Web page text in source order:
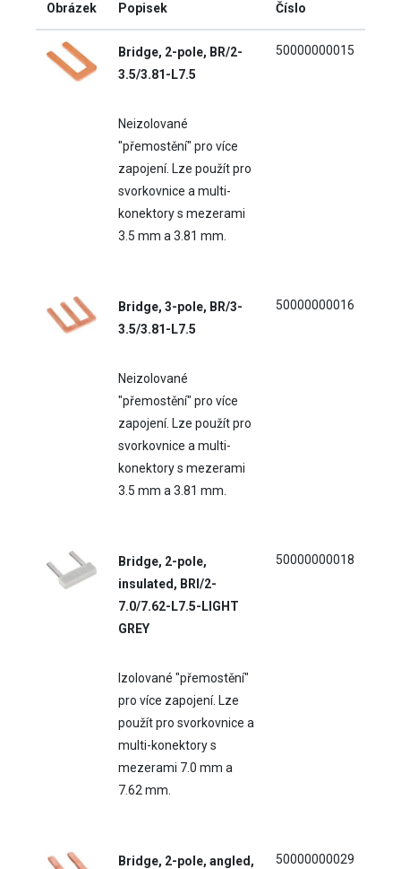
Obrázek Popisek Číslo
Bridge, 2-pole, BR/2-
3.5/3.81-L7.5
Neizolované
"přemostění" pro více
zapojení. Lze použít pro
svorkovnice a multi-
konektory s mezerami
3.5 mm a 3.81 mm.
50000000015
Bridge, 3-pole, BR/3-
3.5/3.81-L7.5
Neizolované
"přemostění" pro více
zapojení. Lze použít pro
svorkovnice a multi-
konektory s mezerami
3.5 mm a 3.81 mm.
50000000016
Bridge, 2-pole,
insulated, BRI/2-
7.0/7.62-L7.5-LIGHT
GREY
Izolované "přemostění"
pro více zapojení. Lze
použít pro svorkovnice a
multi-konektory s
mezerami 7.0 mm a
7.62 mm.
50000000018
Bridge, 2-pole, angled,
50000000029